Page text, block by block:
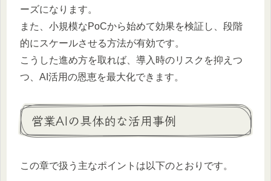
ーズになります。
また、小規模なPoCから始めて効果を検証し、段階
的にスケールさせる方法が有効です。
こうした進め方を取れば、導入時のリスクを抑えつ
つ、AI活用の恩恵を最大化できます。
営業AIの具体的な活用事例
この章で扱う主なポイントは以下のとおりです。